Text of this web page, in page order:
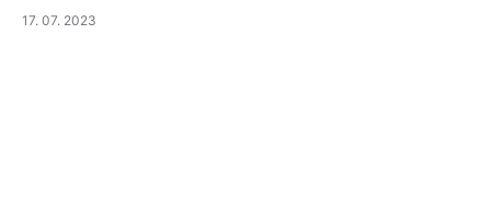
17. 07. 2023